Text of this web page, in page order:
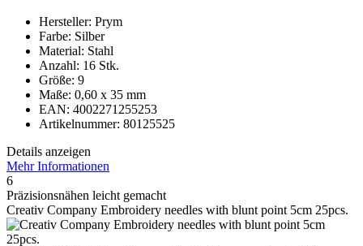
Hersteller: Prym
Farbe: Silber
Material: Stahl
Anzahl: 16 Stk.
Größe: 9
Maße: 0,60 x 35 mm
EAN: 4002271255253
Artikelnummer: 80125525
Details anzeigen
Mehr Informationen
6
Präzisionsnähen leicht gemacht
Creativ Company Embroidery needles with blunt point 5cm 25pcs.